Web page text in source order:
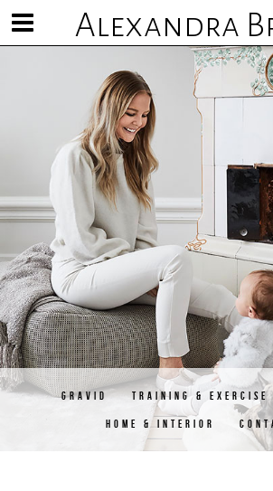
Alexandra
Visa/göm
meny
GRAVID TRAINING & EXERCISE
HOME & INTERIOR